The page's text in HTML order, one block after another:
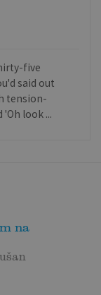
five
said out
tension-
look ...
na